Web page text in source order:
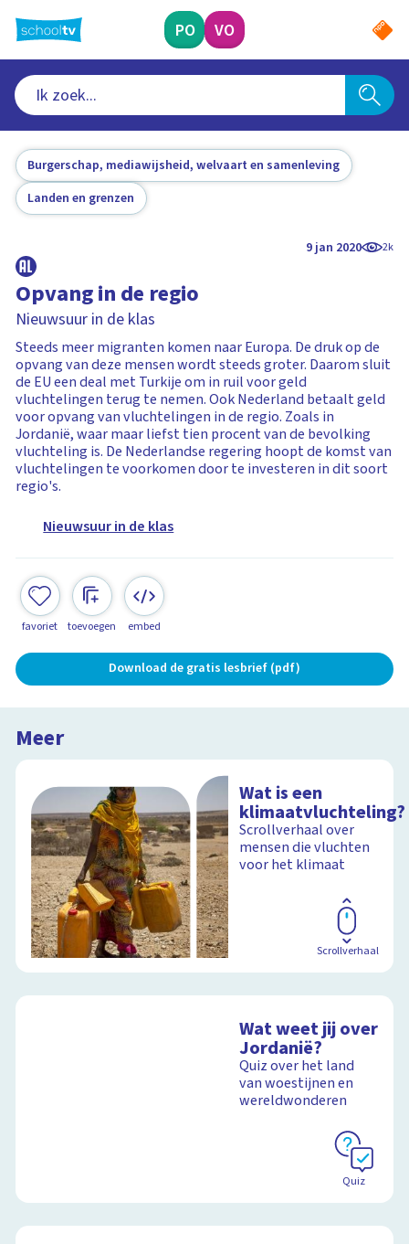
naar
hoofdinhoud
PO VO
Burgerschap, mediawijsheid, welvaart en samenleving
Landen en grenzen
9 jan 2020 2k
Opvang in de regio
Nieuwsuur in de klas
Steeds meer migranten komen naar Europa. De druk op de
opvang van deze mensen wordt steeds groter. Daarom sluit
de EU een deal met Turkije om in ruil voor geld
vluchtelingen terug te nemen. Ook Nederland betaalt geld
voor opvang van vluchtelingen in de regio. Zoals in
Jordanië, waar maar liefst tien procent van de bevolking
vluchteling is. De Nederlandse regering hoopt de komst van
vluchtelingen te voorkomen door te investeren in dit soort
regio's.
Nieuwsuur in de klas
favoriet toevoegen embed
Download de gratis lesbrief (pdf)
Meer
Wat is een
klimaatvluchteling?
Scrollverhaal over
mensen die vluchten
voor het klimaat
Scrollverhaal
Wat weet jij over
Jordanië?
Quiz over het land
van woestijnen en
wereldwonderen
Quiz